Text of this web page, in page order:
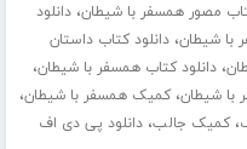
مصور همسفر با شیطان،دانلود
با شیطان،دانلود کتاب داستان
،دانلود کتاب همسفر با شیطان،
با شیطان،کمیک همسفر با شیطان،
،کمیک جالب،دانلود پی دی اف